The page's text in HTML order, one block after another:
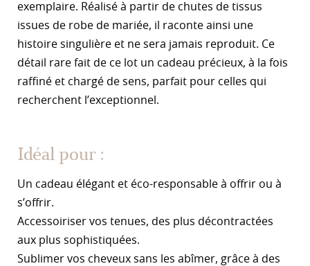
exemplaire. Réalisé à partir de chutes de tissus
issues de robe de mariée, il raconte ainsi une
histoire singulière et ne sera jamais reproduit. Ce
détail rare fait de ce lot un cadeau précieux, à la fois
raffiné et chargé de sens, parfait pour celles qui
recherchent l’exceptionnel.
Idéal pour :
Un cadeau élégant et éco-responsable à offrir ou à
s’offrir.
Accessoiriser vos tenues, des plus décontractées
aux plus sophistiquées.
Sublimer vos cheveux sans les abîmer, grâce à des